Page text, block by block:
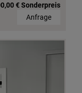
€ Sonderpreis
Anfrage